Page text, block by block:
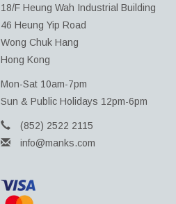
18/F Heung Wah Industrial Building
46 Heung Yip Road
Wong Chuk Hang
Hong Kong
Mon-Sat 10am-7pm
Sun & Public Holidays 12pm-6pm
(852) 2522 2115
info@manks.com